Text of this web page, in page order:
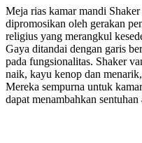
Meja rias kamar mandi
dipromosikan oleh gerakan
religius yang merangkul
Gaya ditandai dengan garis
pada fungsionalitas. Shaker
naik, kayu kenop dan
Mereka sempurna untuk
dapat menambahkan